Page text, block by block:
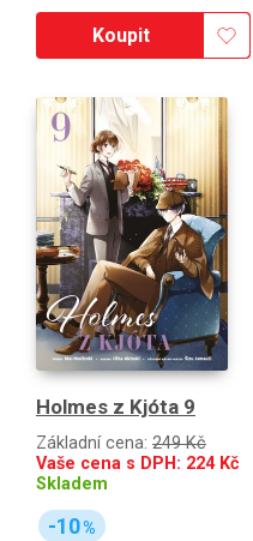
Koupit
Holmes z Kjóta 9
Základní cena: 249 Kč
Vaše cena s DPH: 224Kč
Skladem
-10%